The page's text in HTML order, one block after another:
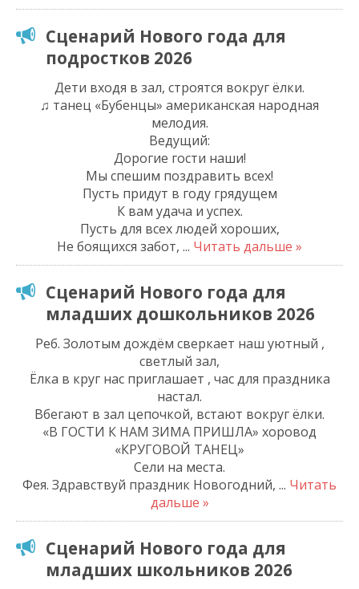
Сценарий Нового года для
подростков 2026
Дети входя в зал, строятся вокруг ёлки.
♫ танец «Бубенцы» американская народная
мелодия.
Ведущий:
Дорогие гости наши!
Мы спешим поздравить всех!
Пусть придут в году грядущем
К вам удача и успех.
Пусть для всех людей хороших,
Не боящихся забот, ... Читать дальше »
Сценарий Нового года для
младших дошкольников 2026
Реб. Золотым дождём сверкает наш уютный ,
светлый зал,
Ёлка в круг нас приглашает , час для праздника
настал.
Вбегают в зал цепочкой, встают вокруг ёлки.
«В ГОСТИ К НАМ ЗИМА ПРИШЛА» хоровод
«КРУГОВОЙ ТАНЕЦ»
Сели на места.
Фея. Здравствуй праздник Новогодний, ... Читать
дальше »
Сценарий Нового года для
младших школьников 2026